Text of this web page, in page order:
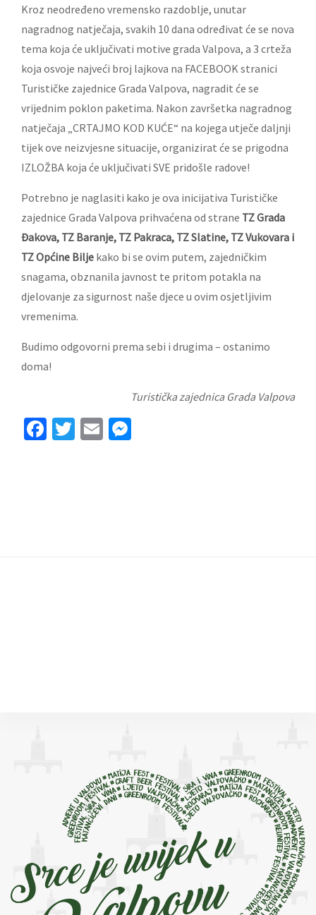
Kroz neodređeno vremensko razdoblje, unutar
nagradnog natječaja, svakih 10 dana određivat će se nova
tema koja će uključivati motive grada Valpova, a 3 crteža
koja osvoje najveći broj lajkova na FACEBOOK stranici
Turističke zajednice Grada Valpova, nagradit će se
vrijednim poklon paketima. Nakon završetka nagradnog
natječaja „CRTAJMO KOD KUĆE“ na kojega utječe daljnji
tijek ove neizvjesne situacije, organizirat će se prigodna
IZLOŽBA koja će uključivati SVE pridošle radove!
Potrebno je naglasiti kako je ova inicijativa Turističke
zajednice Grada Valpova prihvaćena od strane TZ Grada
Đakova, TZ Baranje, TZ Pakraca, TZ Slatine, TZ Vukovara i
TZ Općine Bilje kako bi se ovim putem, zajedničkim
snagama, obznanila javnost te pritom potakla na
djelovanje za sigurnost naše djece u ovim osjetljivim
vremenima.
Budimo odgovorni prema sebi i drugima – ostanimo
doma!
Turistička zajednica Grada Valpova
Facebook
Twitter
Email